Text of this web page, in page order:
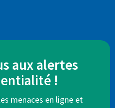
aux alertes
!
menaces en ligne et